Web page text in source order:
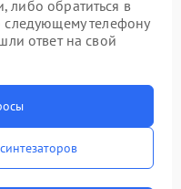
либо обратиться в
следующему телефону
ответ на свой